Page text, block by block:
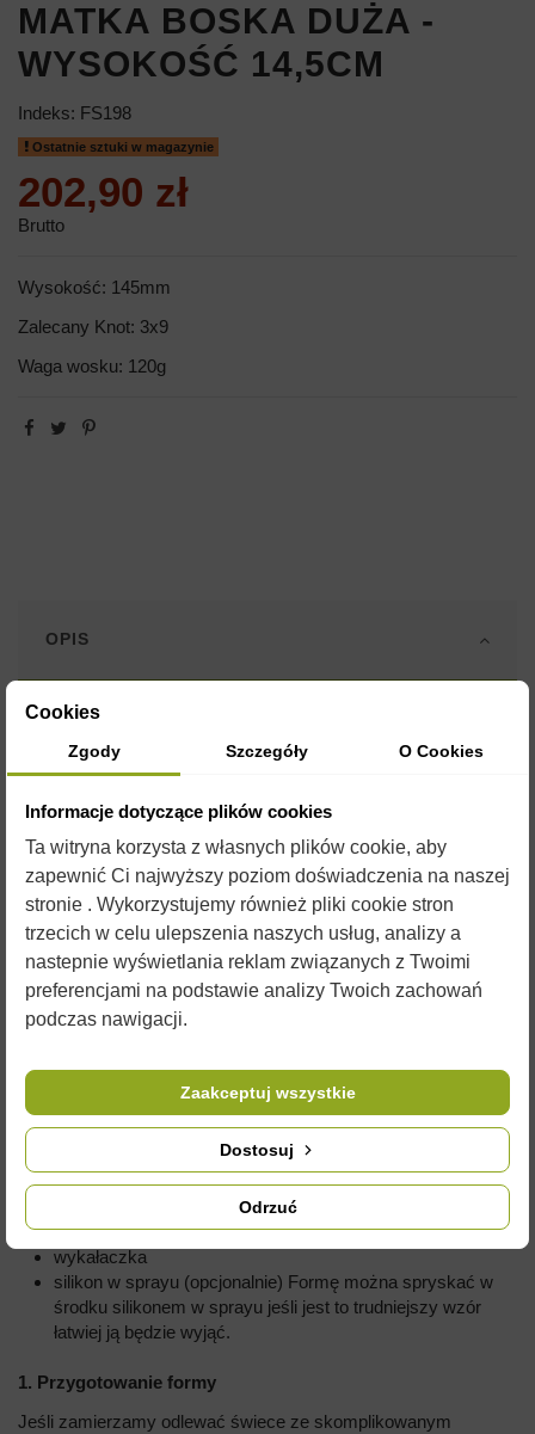
MATKA BOSKA DUŻA -
WYSOKOŚĆ 14,5CM
Indeks: FS198
Ostatnie sztuki w magazynie
202,90 zł
Brutto
Wysokość: 145mm
Zalecany Knot: 3x9
Waga wosku: 120g
OPIS
Formy silikonowe są wykonane z elastycznego i wytrzymałego
silikonu o plastycznych właściwościach umożliwiających
wielokrotne ich użycie.
Przed uzupełnieniem formy płynnym woskiem, zaleca się
spryskanie jej silikonem w sprayu. Silikon jest jednocześnie
konserwantem dla formy i czynnikiem ułatwiającym
wyjmowanie gotowych świec.
W naszym sklepie znajdą Państwoformy na każdą okazję
doskonałego urozmaicenia produkcji świecprzydadzą się
barwniki i aromaty
które również można znaleźć w naszym
sklepie.
prostych krokach:
Potrzebne będą:
knot o odpowiedniej grubości, dobrany do wielkości
świeczki (im większa świeczka, tym grubszy knot)
gumka recepturka
wykałaczka
silikon w sprayu (opcjonalnie) Formę można spryskać w
środku silikonem w sprayu jeśli jest to trudniejszy wzór
łatwiej ją będzie wyjąć.
1. Przygotowanie formy
Jeśli zamierzamy odlewać świece ze skomplikowanym
Cookies
Zgody Szczegóły O Cookies
Informacje dotyczące plików cookies
Ta witryna korzysta z własnych plików cookie, aby
zapewnić Ci najwyższy poziom doświadczenia na naszej
stronie . Wykorzystujemy również pliki cookie stron
trzecich w celu ulepszenia naszych usług, analizy a
nastepnie wyświetlania reklam związanych z Twoimi
preferencjami na podstawie analizy Twoich zachowań
podczas nawigacji.
Odrzuć
Dostosuj
Zaakceptuj wszystkie